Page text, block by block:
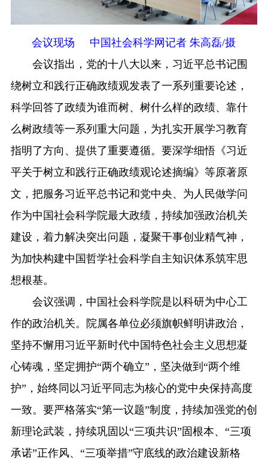
会议现场 中国社会科学网记者 朱高磊/摄
会议指出，党的十八大以来，习近平总书记围
绕树立和践行正确政绩观发表了一系列重要论述，
科学回答了政绩为谁而树、树什么样的政绩、靠什
么树政绩等一系列重大问题，为扎实开展学习教育
指明了方向、提供了重要遵循。要深学细悟《习近
平关于树立和践行正确政绩观论述摘编》等原著原
文，把服务习近平总书记和党中央、为人民做学问
作为中国社会科学院最大政绩，持续加强政治机关
建设，着力解决突出问题，凝聚干事创业精气神，
为加快构建中国哲学社会科学自主知识体系筑牢思
想根基。
会议强调，中国社会科学院是以科研为中心工
作的政治机关。院属各单位必须旗帜鲜明讲政治，
坚持不懈用习近平新时代中国特色社会主义思想凝
心铸魂，坚定拥护“两个确立”，坚决做到“两个维
护”，始终同以习近平同志为核心的党中央保持高度
一致。要严格落实“第一议题”制度，持续加强党的创
新理论武装，持续巩固以“三项共识”固根本、“三项
承诺”正作风、“三项举措”守底线的政治建设新格